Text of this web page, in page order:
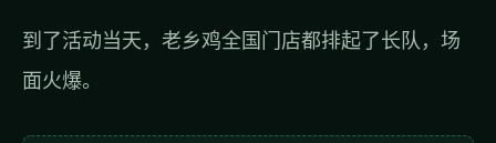
到了活动当天，老乡鸡全国门店都排起了长队，场
面火爆。